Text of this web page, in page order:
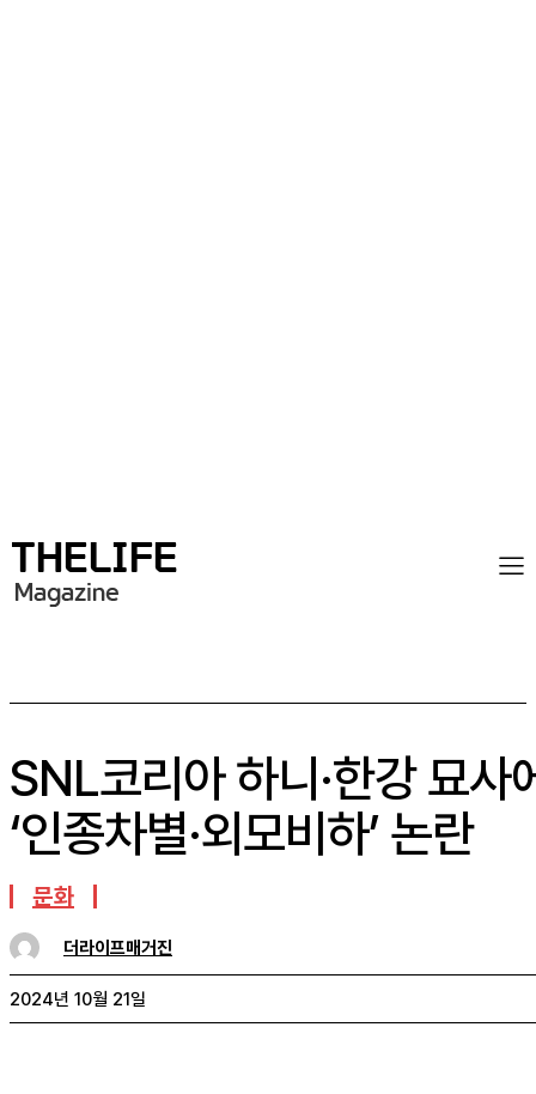
SNL코리아 하니·한강 묘사
‘인종차별·외모비하’ 논란
문화
더라이프매거진
2024년 10월 21일